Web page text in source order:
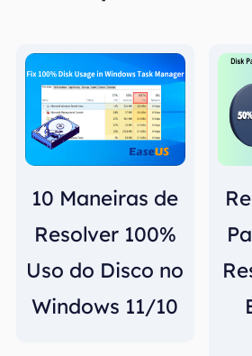
10 Maneiras de
Resolver 100%
Uso do Disco no
Windows 11/10